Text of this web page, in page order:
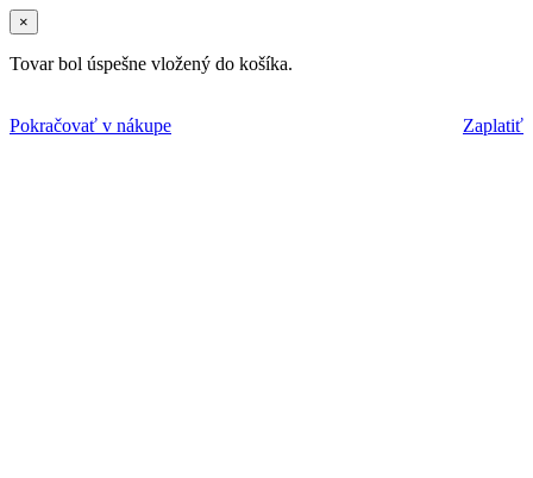
×
Tovar bol úspešne vložený do košíka.
Pokračovať v nákupe Zaplatiť